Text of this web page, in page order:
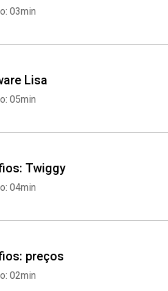
03min
Lisa
05min
Twiggy
04min
preços
02min